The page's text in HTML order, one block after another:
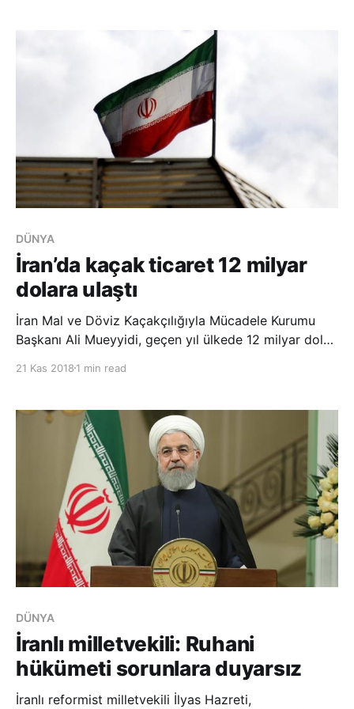
6’sı eğitime hazır hale getirilirken, bu kitaplar
DÜNYA
İran’da kaçak ticaret 12 milyar
dolara ulaştı
İran Mal ve Döviz Kaçakçılığıyla Mücadele Kurumu
Başkanı Ali Mueyyidi, geçen yıl ülkede 12 milyar dolar
“Dünya-yi İktisad” gazetesinin haberine göre, İçişleri
Mueyyidi, “Sunulan
21 Kas 2018 1 min read
DÜNYA
İranlı milletvekili: Ruhani
hükümeti sorunlara duyarsız
İranlı reformist milletvekili İlyas Hazreti,